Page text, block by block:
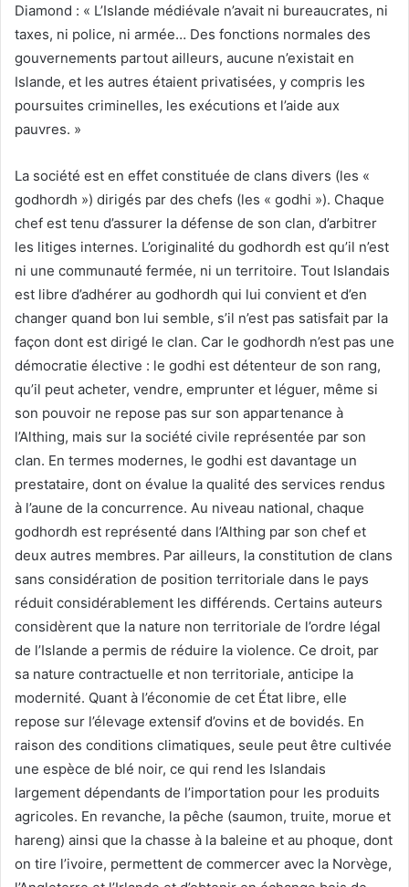
Diamond : « L’Islande médiévale n’avait ni bureaucrates, ni
taxes, ni police, ni armée… Des fonctions normales des
gouvernements partout ailleurs, aucune n’existait en
Islande, et les autres étaient privatisées, y compris les
poursuites criminelles, les exécutions et l’aide aux
pauvres. »
La société est en effet constituée de clans divers (les «
godhordh ») dirigés par des chefs (les « godhi »). Chaque
chef est tenu d’assurer la défense de son clan, d’arbitrer
les litiges internes. L’originalité du godhordh est qu’il n’est
ni une communauté fermée, ni un territoire. Tout Islandais
est libre d’adhérer au godhordh qui lui convient et d’en
changer quand bon lui semble, s’il n’est pas satisfait par la
façon dont est dirigé le clan. Car le godhordh n’est pas une
démocratie élective : le godhi est détenteur de son rang,
qu’il peut acheter, vendre, emprunter et léguer, même si
son pouvoir ne repose pas sur son appartenance à
l’Althing, mais sur la société civile représentée par son
clan. En termes modernes, le godhi est davantage un
prestataire, dont on évalue la qualité des services rendus
à l’aune de la concurrence. Au niveau national, chaque
godhordh est représenté dans l’Althing par son chef et
deux autres membres. Par ailleurs, la constitution de clans
sans considération de position territoriale dans le pays
réduit considérablement les différends. Certains auteurs
considèrent que la nature non territoriale de l’ordre légal
de l’Islande a permis de réduire la violence. Ce droit, par
sa nature contractuelle et non territoriale, anticipe la
modernité. Quant à l’économie de cet État libre, elle
repose sur l’élevage extensif d’ovins et de bovidés. En
raison des conditions climatiques, seule peut être cultivée
une espèce de blé noir, ce qui rend les Islandais
largement dépendants de l’importation pour les produits
agricoles. En revanche, la pêche (saumon, truite, morue et
hareng) ainsi que la chasse à la baleine et au phoque, dont
on tire l’ivoire, permettent de commercer avec la Norvège,